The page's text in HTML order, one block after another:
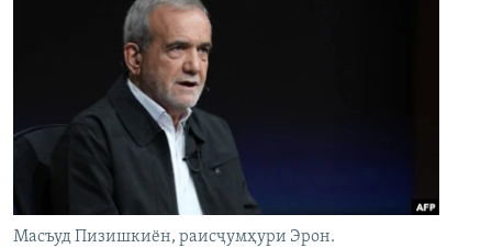
Масъуд Пизишкиён, раисҷумҳури Эрон.